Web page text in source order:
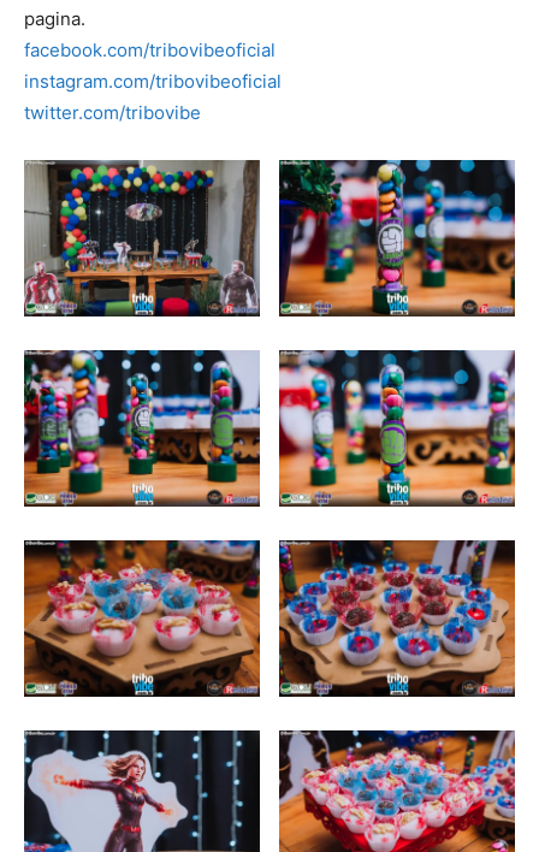
pagina.
facebook.com/tribovibeoficial
instagram.com/tribovibeoficial
twitter.com/tribovibe